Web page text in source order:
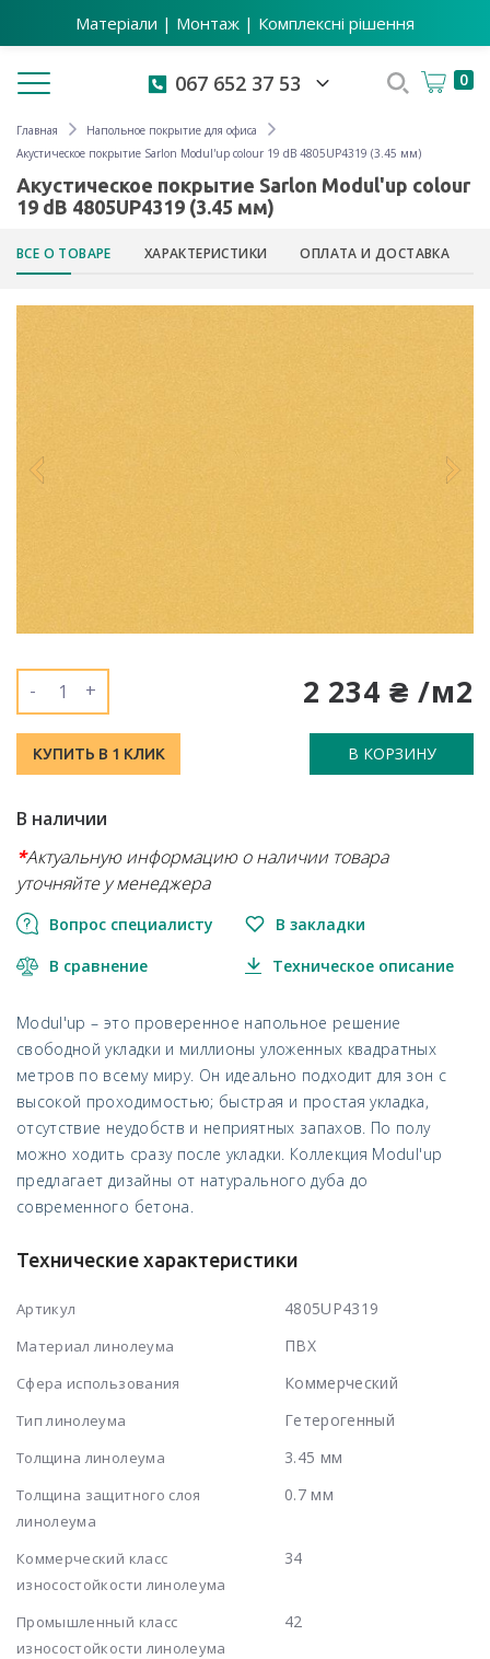
Матеріали | Монтаж | Комплексні рішення
Toggle navigation 067 652 37 53 0
Главная
Напольное покрытие для офиса
Акустическое покрытие Sarlon Modul'up colour 19 dB 4805UP4319 (3.45 мм)
Акустическое покрытие Sarlon Modul'up colour
19 dB 4805UP4319 (3.45 мм)
ВСЕ О ТОВАРЕ ХАРАКТЕРИСТИКИ ОПЛАТА И ДОСТАВКА
2 234 ₴ /м2
- +
КУПИТЬ В 1 КЛИК В КОРЗИНУ
В наличии
*Актуальную информацию о наличии товара
уточняйте у менеджера
Вопрос специалисту В закладки
В сравнение Техническое описание
Modul'up – это проверенное напольное решение
свободной укладки и миллионы уложенных квадратных
метров по всему миру. Он идеально подходит для зон с
высокой проходимостью; быстрая и простая укладка,
отсутствие неудобств и неприятных запахов. По полу
можно ходить сразу после укладки. Коллекция Modul'up
предлагает дизайны от натурального дуба до
современного бетона.
Технические характеристики
Артикул 4805UP4319
Материал линолеума ПВХ
Сфера использования Коммерческий
Тип линолеума Гетерогенный
Толщина линолеума 3.45 мм
Толщина защитного слоя
линолеума
0.7 мм
Коммерческий класс
износостойкости линолеума
34
Промышленный класс
износостойкости линолеума
42